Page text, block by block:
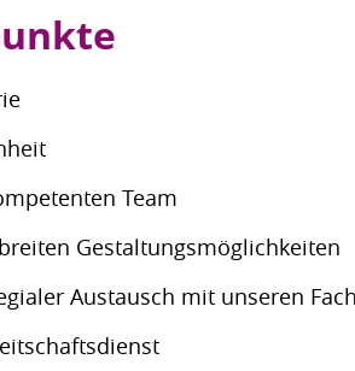
Team
Gestaltungsmöglichkeiten
Austausch mit unseren